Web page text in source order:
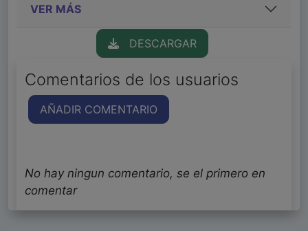
VER MÁS
DESCARGAR
Comentarios de los usuarios
AÑADIR COMENTARIO
No hay ningun comentario, se el primero en
comentar